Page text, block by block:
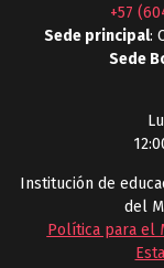
+57
Sede principal:
Sede
Institución de
del
Política para el